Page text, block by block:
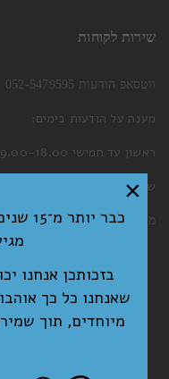
שירות לקוחות
ווטסאפ הודעות 052-5479595
מענה על הודעות בימים:
ראשון עד חמישי 09.00-18.00
שישי 09.00-13.00
מייל: welcome@nitichic.com
כבר
בזכותכן אנחנו
שאנחנו כל כך
מיוחדים, תוך
×